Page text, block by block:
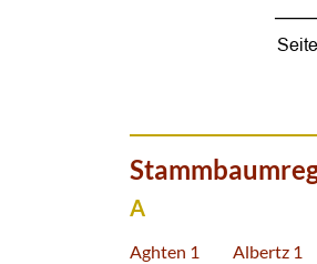
A
Aghten 1 Albertz 1